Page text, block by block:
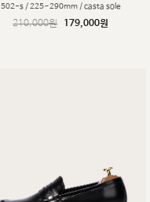
502-s / 225~290mm / casta sole
210,000원 179,000원